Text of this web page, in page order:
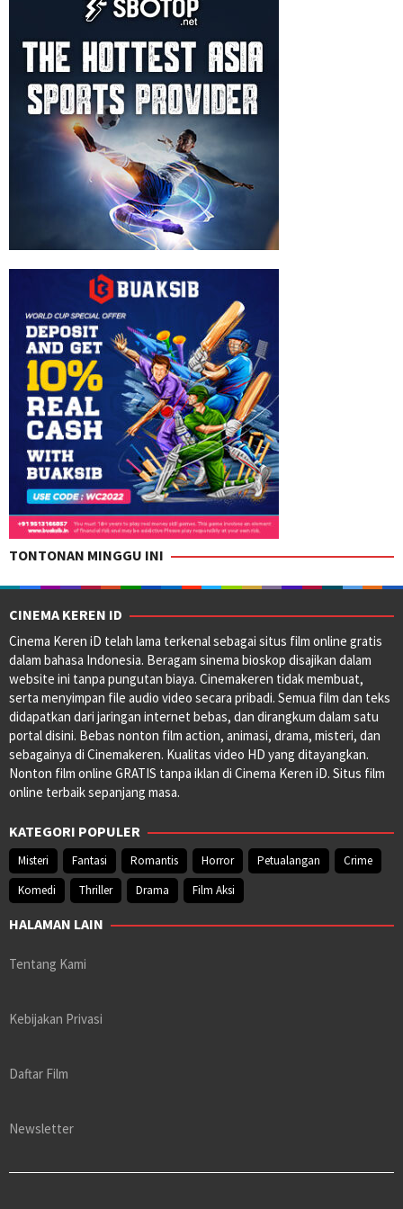
TONTONAN MINGGU INI
CINEMA KEREN ID
Cinema Keren iD telah lama terkenal sebagai situs film online gratis
dalam bahasa Indonesia. Beragam sinema bioskop disajikan dalam
website ini tanpa pungutan biaya. Cinemakeren tidak membuat,
serta menyimpan file audio video secara pribadi. Semua film dan teks
didapatkan dari jaringan internet bebas, dan dirangkum dalam satu
portal disini. Bebas nonton film action, animasi, drama, misteri, dan
sebagainya di Cinemakeren. Kualitas video HD yang ditayangkan.
Nonton film online GRATIS tanpa iklan di Cinema Keren iD. Situs film
online terbaik sepanjang masa.
KATEGORI POPULER
Misteri Fantasi Romantis Horror Petualangan
Crime
Komedi
Thriller Drama Film Aksi
HALAMAN LAIN
Tentang Kami
Kebijakan Privasi
Daftar Film
Newsletter